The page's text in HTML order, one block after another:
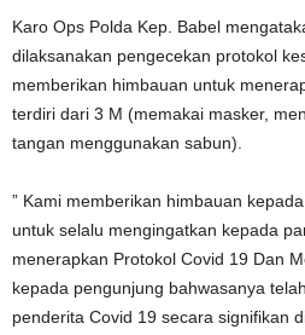
Karo Ops Polda Kep. Babel
dilaksanakan pengecekan protokol
memberikan himbauan untuk
terdiri dari 3 M (memakai masker,
tangan menggunakan sabun).
” Kami memberikan himbauan
untuk selalu mengingatkan kepada
menerapkan Protokol Covid 19 Dan
kepada pengunjung bahwasanya
penderita Covid 19 secara signifikan